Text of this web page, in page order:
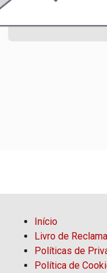
Início
Livro de
Políticas de
Política de